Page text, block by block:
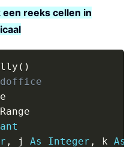
reeks cellen in
( )
, j As Integer , k As